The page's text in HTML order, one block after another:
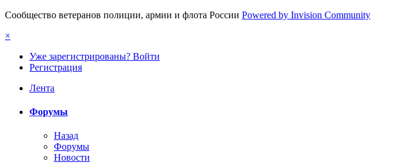
Сообщество ветеранов полиции, армии и флота России Powered by Invision Community
×
Уже зарегистрированы? Войти
Регистрация
Лента
Форумы
Назад
Форумы
Новости